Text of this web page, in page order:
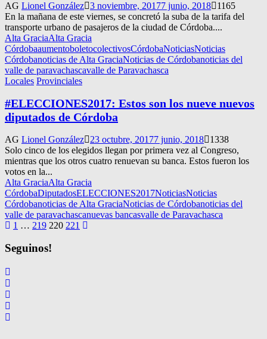
AG Lionel González 3 noviembre, 20177 junio, 2018
1165
En la mañana de este viernes, se concretó la suba de la tarifa del
transporte urbano de pasajeros de la ciudad de Córdoba....
Alta GraciaAlta Gracia
CórdobaaumentoboletocolectivosCórdobaNoticiasNoticias
Córdobanoticias de Alta GraciaNoticias de Córdobanoticias del
valle de paravachascavalle de Paravachasca
Locales Provinciales
#ELECCIONES2017: Estos son los nueve nuevos
diputados de Córdoba
AG Lionel González 23 octubre, 20177 junio, 2018
1338
Solo cinco de los elegidos llegan por primera vez al Congreso,
mientras que los otros cuatro renuevan su banca. Estos fueron los
votos en la...
Alta GraciaAlta Gracia
CórdobaDiputadosELECCIONES2017NoticiasNoticias
Córdobanoticias de Alta GraciaNoticias de Córdobanoticias del
valle de paravachascanuevas bancasvalle de Paravachasca
Navegación
de
entradas
1 … 219 220 221
Seguinos!